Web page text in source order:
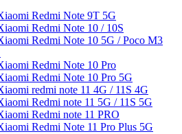
Redmi Note 9T 5G
Redmi Note 10 / 10S
Redmi Note 10 5G / Poco M3
Redmi Note 10 Pro
Redmi Note 10 Pro 5G
redmi note 11 4G / 11S 4G
Redmi note 11 5G / 11S 5G
Redmi note 11 PRO
Redmi Note 11 Pro Plus 5G